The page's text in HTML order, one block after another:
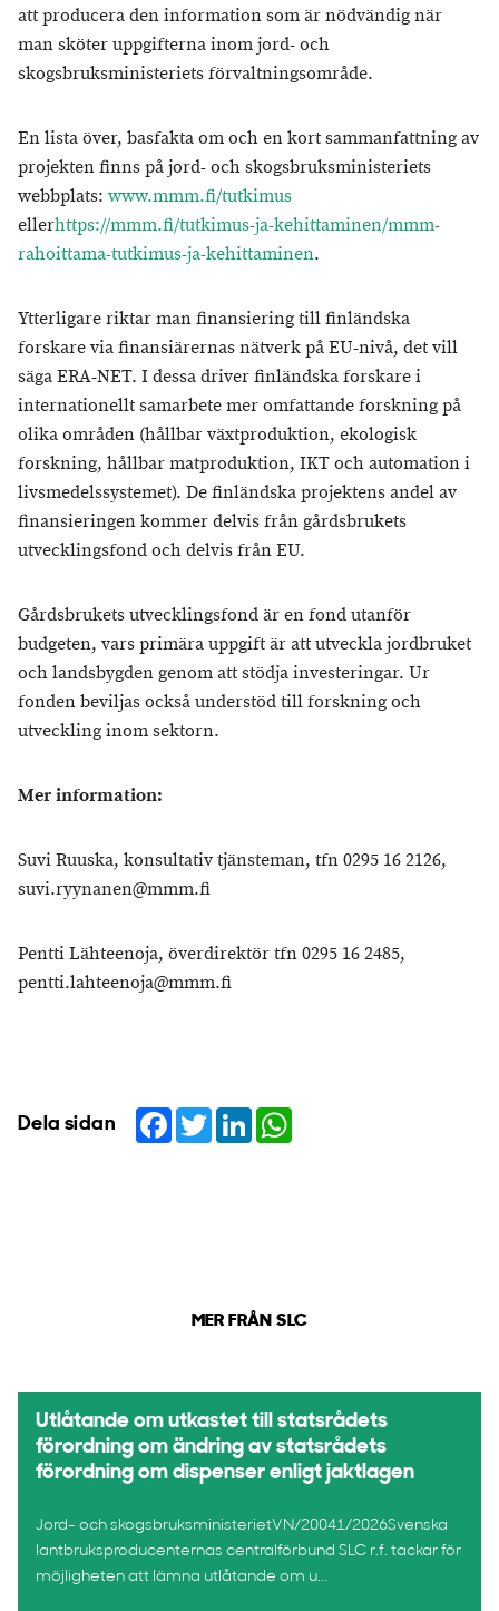
att producera den information som är nödvändig när
man sköter uppgifterna inom jord- och
skogsbruksministeriets förvaltningsområde.
En lista över, basfakta om och en kort sammanfattning av
projekten finns på jord- och skogsbruksministeriets
webbplats: www.mmm.fi/tutkimus
ellerhttps://mmm.fi/tutkimus-ja-kehittaminen/mmm-
rahoittama-tutkimus-ja-kehittaminen.
Ytterligare riktar man finansiering till finländska
forskare via finansiärernas nätverk på EU-nivå, det vill
säga ERA-NET. I dessa driver finländska forskare i
internationellt samarbete mer omfattande forskning på
olika områden (hållbar växtproduktion, ekologisk
forskning, hållbar matproduktion, IKT och automation i
livsmedelssystemet). De finländska projektens andel av
finansieringen kommer delvis från gårdsbrukets
utvecklingsfond och delvis från EU.
Gårdsbrukets utvecklingsfond är en fond utanför
budgeten, vars primära uppgift är att utveckla jordbruket
och landsbygden genom att stödja investeringar. Ur
fonden beviljas också understöd till forskning och
utveckling inom sektorn.
Mer information:
Suvi Ruuska, konsultativ tjänsteman, tfn 0295 16 2126,
suvi.ryynanen@mmm.fi
Pentti Lähteenoja, överdirektör tfn 0295 16 2485,
pentti.lahteenoja@mmm.fi
Dela sidan Facebook
TwitterLinkedIn
MER FRÅN SLC
Utlåtande om utkastet till statsrådets
förordning om ändring av statsrådets
förordning om dispenser enligt jaktlagen
Jord- och skogsbruksministerietVN/20041/2026Svenska
lantbruksproducenternas centralförbund SLC r.f. tackar för
möjligheten att lämna utlåtande om u...